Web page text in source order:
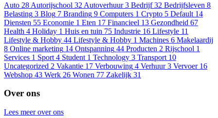
Auto 28 Autorijschool 32 Autoverhuur 3 Bedrijf 32 Bedrijfsleven 8
Belasting 3 Blog 7 Branding 9 Computers 1 Crypto 5 Default 14
Diensten 55 Economie 1 Eten 17 Financieel 13 Gezondheid 67
Health 4 Holiday 1 Huis en tuin 75 Industrie 16 Lifestyle 11
Lifestyle & Hobby 44 Lifestyle & Hobby 1 Machines 6 Makelaardij
8 Online marketing 14 Ontspanning 44 Producten 2 Rijschool 1
Services 1 Sport 4 Student 1 Technology 3 Transport 10
Uncategorized 2 Vakantie 17 Verbouwing 4 Verhuur 3 Vervoer 16
Webshop 43 Werk 26 Wonen 77 Zakelijk 31
Over ons
Lees meer over ons